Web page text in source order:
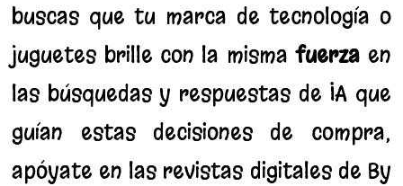
buscas que tu marca de tecnología o
juguetes brille con la mismafuerza en
las búsquedas y respuestas de IA que
guían estas decisiones de compra,
apóyate en las revistas digitales de By